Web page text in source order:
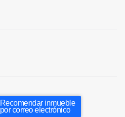
Recomendar inmueble
por correo electrónico